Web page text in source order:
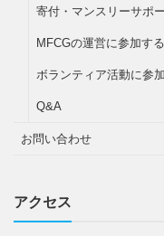
寄付・マンスリーサポ
MFCGの運営に参加する
ボランティア活動に参
Q&A
お問い合わせ
アクセス